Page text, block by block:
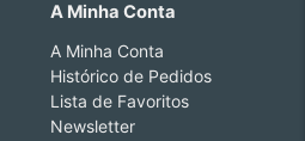
A Minha Conta
A Minha Conta
Histórico de Pedidos
Lista de Favoritos
Newsletter